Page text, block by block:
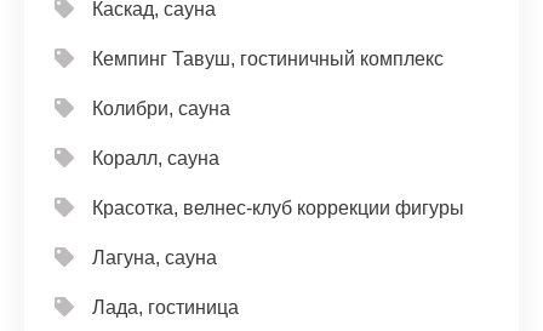
Каскад, сауна
Кемпинг Тавуш, гостиничный комплекс
Колибри, сауна
Коралл, сауна
Красотка, велнес-клуб коррекции фигуры
Лагуна, сауна
Лада, гостиница